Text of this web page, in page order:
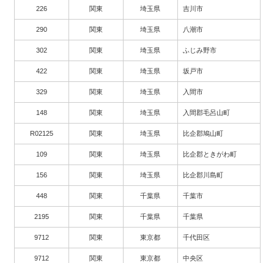
226 関東 埼玉県 吉川市
290 関東 埼玉県 八潮市
302 関東 埼玉県 ふじみ野市
422 関東 埼玉県 坂戸市
329 関東 埼玉県 入間市
148 関東 埼玉県 入間郡毛呂山町
R02125 関東 埼玉県 比企郡鳩山町
109 関東 埼玉県 比企郡ときがわ町
156 関東 埼玉県 比企郡川島町
448 関東 千葉県 千葉市
2195 関東 千葉県 千葉県
9712 関東 東京都 千代田区
9712 関東 東京都 中央区